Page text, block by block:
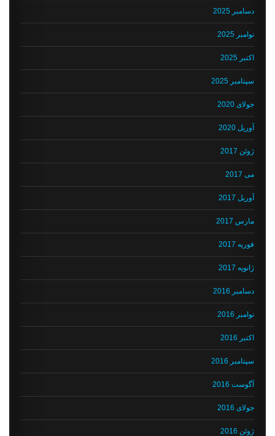
دسامبر 2025
نوامبر 2025
اکتبر 2025
سپتامبر 2025
جولای 2020
آوریل 2020
ژوئن 2017
می 2017
آوریل 2017
مارس 2017
فوریه 2017
ژانویه 2017
دسامبر 2016
نوامبر 2016
اکتبر 2016
سپتامبر 2016
آگوست 2016
جولای 2016
ژوئن 2016